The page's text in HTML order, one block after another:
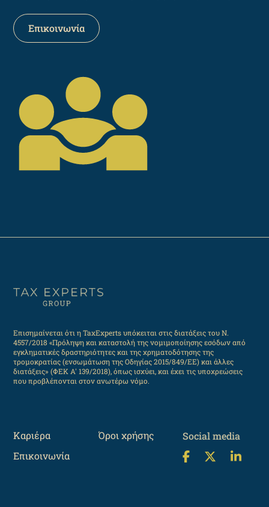
Επικοινωνία
Επισημαίνεται ότι η TaxExperts υπόκειται στις διατάξεις του Ν.
4557/2018 «Πρόληψη και καταστολή της νομιμοποίησης εσόδων από
εγκληματικές δραστηριότητες και της χρηματοδότησης της
τρομοκρατίας (ενσωμάτωση της Οδηγίας 2015/849/ΕΕ) και άλλες
διατάξεις» (ΦΕΚ Α' 139/2018), όπως ισχύει, και έχει τις υποχρεώσεις
που προβλέπονται στον ανωτέρω νόμο.
Καριέρα
Επικοινωνία
Όροι χρήσης Social media